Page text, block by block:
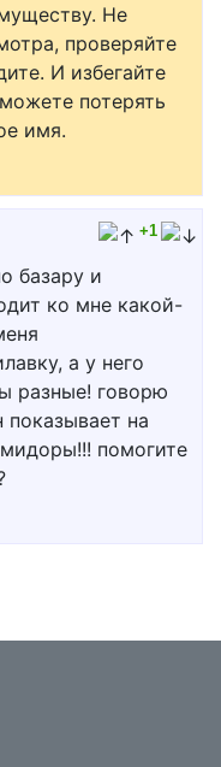
Не
проверяйте
И избегайте
потерять
имя.
+1
базару и
ко мне какой-
а у него
разные! говорю
на
помогите